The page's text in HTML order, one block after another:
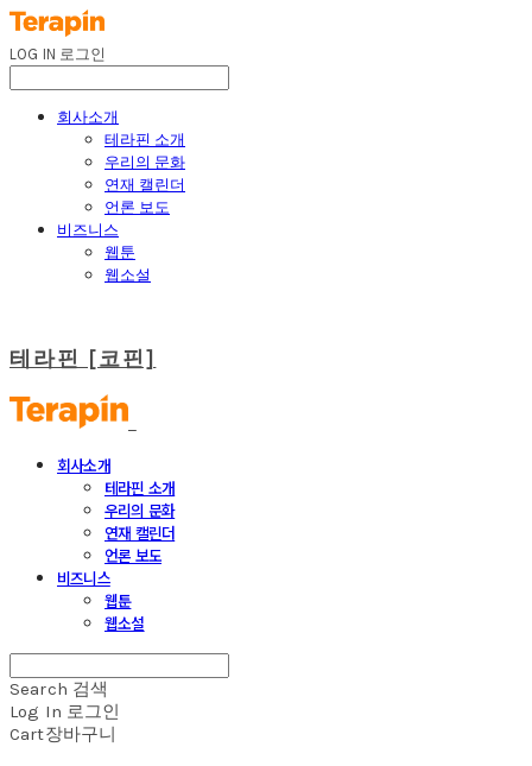
LOG IN 로그인
회사소개
테라핀 소개
우리의 문화
연재 캘린더
언론 보도
비즈니스
웹툰
웹소설
테라핀 [코핀]
회사소개
테라핀 소개
우리의 문화
연재 캘린더
언론 보도
비즈니스
웹툰
웹소설
Search 검색
Log In 로그인
Cart장바구니